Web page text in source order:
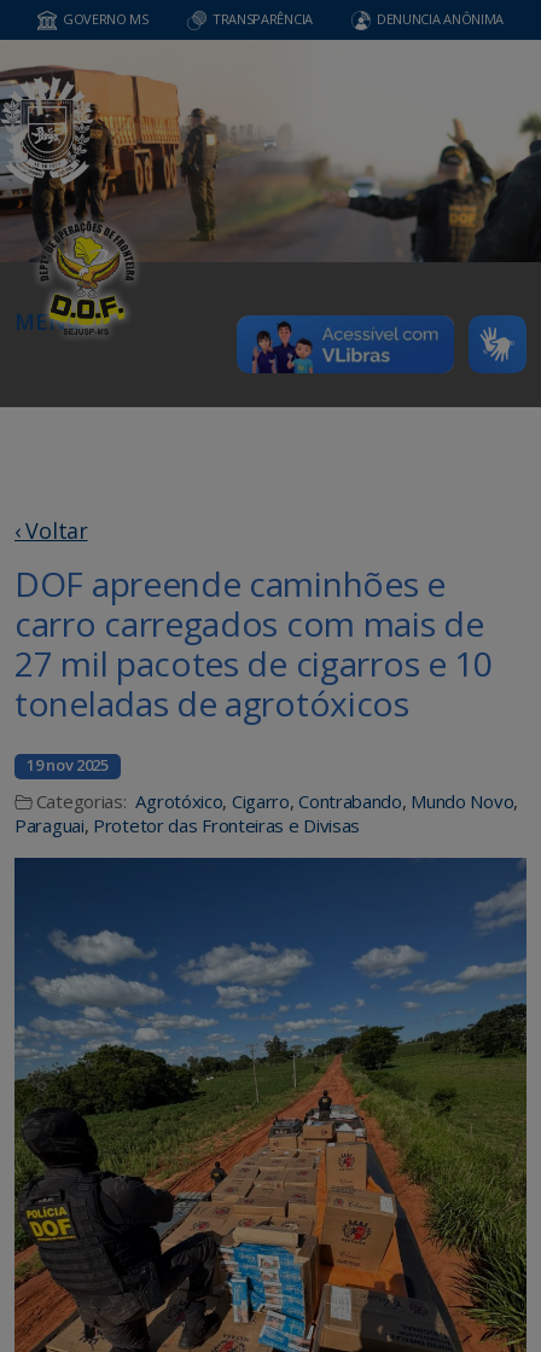
GOVERNO MS TRANSPARÊNCIA DENUNCIA ANÔNIMA
MENU
‹ Voltar
DOF apreende caminhões e
carro carregados com mais de
27 mil pacotes de cigarros e 10
toneladas de agrotóxicos
19 nov 2025
Categorias: Agrotóxico, Cigarro, Contrabando, Mundo Novo,
Paraguai, Protetor das Fronteiras e Divisas